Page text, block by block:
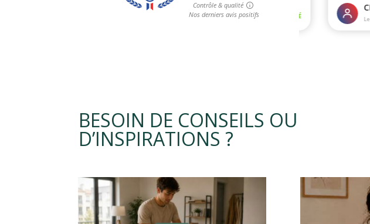
BESOIN DE CONSEILS OU
D’INSPIRATIONS ?